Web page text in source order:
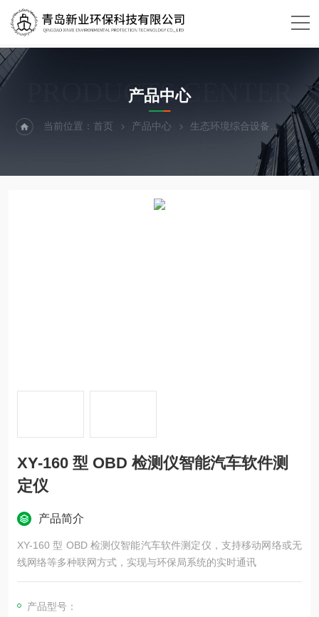
PRODUCTS CENTER
产品中心
当前位置：首页 产品中心 生态环境综合设备 OBD
XY-160 型 OBD 检测仪智能汽车软件测
定仪
产品简介
XY-160 型 OBD 检测仪智能汽车软件测定仪，支持移动网络或无
线网络等多种联网方式，实现与环保局系统的实时通讯
产品型号：